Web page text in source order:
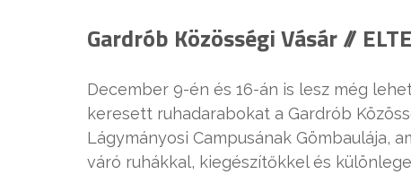
Gardrób Közösségi Vásár //
December 9-én és 16-án is lesz még
keresett ruhadarabokat a Gardrób
Lágymányosi Campusának Gömbaulája,
váró ruhákkal, kiegészítőkkel és